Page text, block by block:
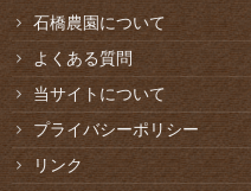
石橋農園について
よくある質問
当サイトについて
プライバシーポリシー
リンク